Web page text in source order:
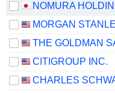
NOMURA
MORGAN
CITIGROUP INC.
CHARLES